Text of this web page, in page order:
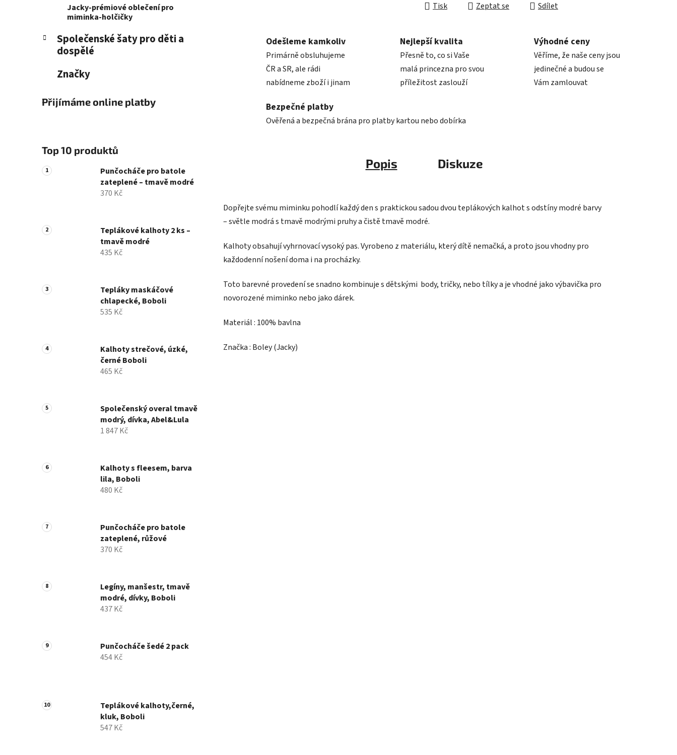
Jacky-prémiové oblečení pro
miminka-holčičky
Společenské šaty pro děti a
dospělé
Značky
Přijímáme online platby
Top 10 produktů
Punčocháče pro batole
zateplené – tmavě modré
370 Kč
Teplákové kalhoty 2 ks –
tmavě modré
435 Kč
Tepláky maskáčové
chlapecké, Boboli
535 Kč
Kalhoty strečové, úzké,
černé Boboli
465 Kč
Společenský overal tmavě
modrý, dívka, Abel&Lula
1 847 Kč
Kalhoty s fleesem, barva
lila, Boboli
480 Kč
Punčocháče pro batole
zateplené, růžové
370 Kč
Legíny, manšestr, tmavě
modré, dívky, Boboli
437 Kč
Punčocháče šedé 2 pack
454 Kč
Teplákové kalhoty,černé,
kluk, Boboli
547 Kč
Tisk Zeptat se Sdílet
Odešleme kamkoliv
Primárně obsluhujeme
ČR a SR, ale rádi
nabídneme zboží i jinam
Nejlepší kvalita
Přesně to, co si Vaše
malá princezna pro svou
příležitost zaslouží
Výhodné ceny
Věříme, že naše ceny jsou
jedinečné a budou se
Vám zamlouvat
Bezpečné platby
Ověřená a bezpečná brána pro platby kartou nebo dobírka
Popis Diskuze
Dopřejte svému miminku pohodlí každý den s praktickou sadou dvou teplákových kalhot s odstíny modré barvy
– světle modrá s tmavě modrými pruhy a čistě tmavě modré.
Kalhoty obsahují vyhrnovací vysoký pas. Vyrobeno z materiálu, který dítě nemačká, a proto jsou vhodny pro
každodenní nošení doma i na procházky.
Toto barevné provedení se snadno kombinuje s dětskými body, tričky, nebo tílky a je vhodné jako výbavička pro
novorozené miminko nebo jako dárek.
Materiál : 100% bavlna
Značka : Boley (Jacky)